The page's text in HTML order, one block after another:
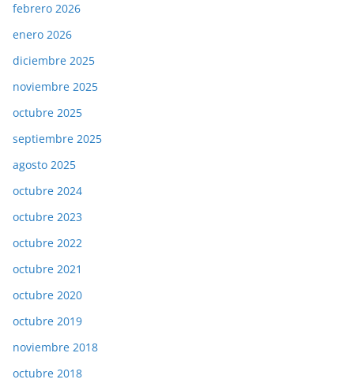
febrero 2026
enero 2026
diciembre 2025
noviembre 2025
octubre 2025
septiembre 2025
agosto 2025
octubre 2024
octubre 2023
octubre 2022
octubre 2021
octubre 2020
octubre 2019
noviembre 2018
octubre 2018